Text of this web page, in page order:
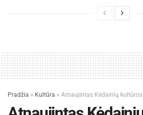
Pradžia » Kultūra » Atnaujintas Kėdainių